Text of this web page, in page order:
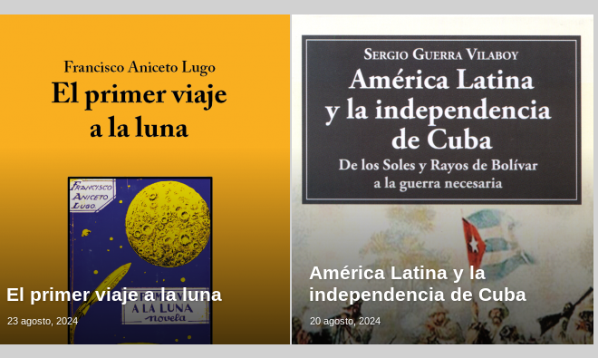
El primer viaje a la luna
23 agosto, 2024
América Latina y la
independencia de Cuba
20 agosto, 2024